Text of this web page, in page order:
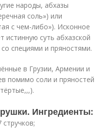
народы, абхазы
соль») или
с чем-либо»). Исконное
истинную суть абхазской
специями и пряностями.
в Грузии, Армении и
помимо соли и пряностей
Ингредиенты: